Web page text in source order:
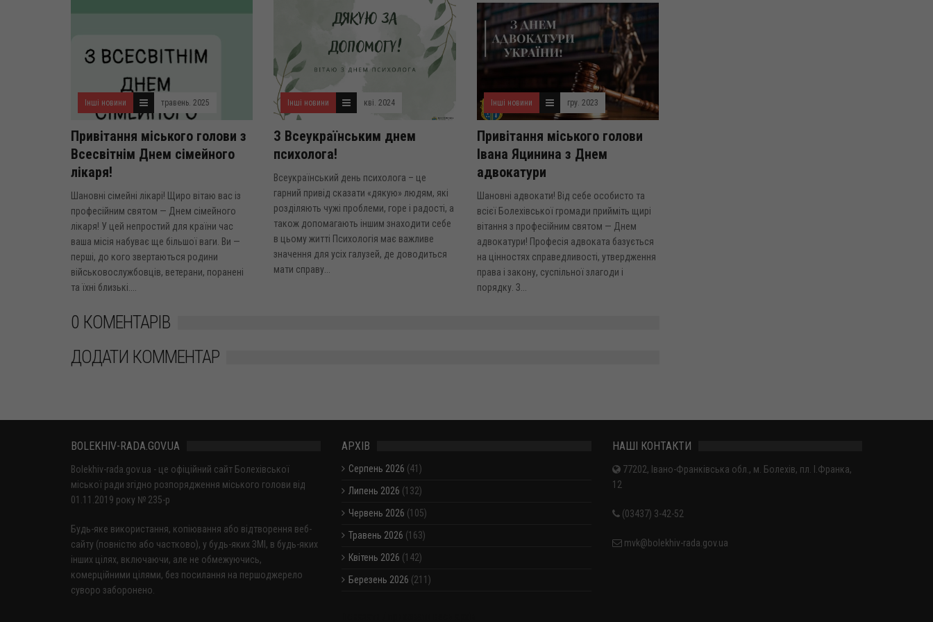
Інші новини травень. 2025
Привітання міського голови з
Всесвітнім Днем сімейного
лікаря!
Шановні сімейні лікарі! Щиро вітаю вас із
професійним святом — Днем сімейного
лікаря! У цей непростий для країни час
ваша місія набуває ще більшої ваги. Ви —
перші, до кого звертаються родини
військовослужбовців, ветерани, поранені
та їхні близькі....
Інші новини кві. 2024
З Всеукраїнським днем
психолога!
Всеукраїнський день психолога – це
гарний привід сказати «дякую» людям, які
розділяють чужі проблеми, горе і радості, а
також допомагають іншим знаходити себе
в цьому житті Психологія має важливе
значення для усіх галузей, де доводиться
мати справу...
Інші новини гру. 2023
Привітання міського голови
Івана Яцинина з Днем
адвокатури
Шановні адвокати! Від себе особисто та
всієї Болехівської громади прийміть щирі
вітання з професійним святом — Днем
адвокатури! Професія адвоката базується
на цінностях справедливості, утвердження
права і закону, суспільної злагоди і
порядку. З...
0 КОМЕНТАРІВ
ДОДАТИ КОММЕНТАР
BOLEKHIV-RADA.GOV.UA
Bolekhiv-rada.gov.ua - це офіційний сайт Болехівської
міської ради згідно розпорядження міського голови від
01.11.2019 року № 235-р
Будь-яке використання, копіювання або відтворення веб-
сайту (повністю або частково), у будь-яких ЗМІ, в будь-яких
інших цілях, включаючи, але не обмежуючись,
комерційними цілями, без посилання на першоджерело
суворо заборонено.
АРХІВ
Серпень 2026 (41)
Липень 2026 (132)
Червень 2026 (105)
Травень 2026 (163)
Квітень 2026 (142)
Березень 2026 (211)
НАШІ КОНТАКТИ
77202, Івано-Франківська обл., м. Болехів, пл. І.Франка,
12
(03437) 3-42-52
mvk@bolekhiv-rada.gov.ua